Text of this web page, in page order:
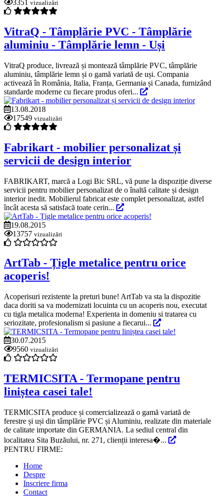
3351 vizualizări
VitraQ - Tâmplărie PVC - Tâmplărie
aluminiu - Tâmplărie lemn - Uși
VitraQ produce, livrează și montează tâmplărie PVC, tâmplărie
aluminiu, tâmplărie lemn și o gamă variată de uși. Compania
activează în România, Italia, Franța, Germania și Canada, furnizând
standarde moderne cu fiecare produs oferi...
13.08.2018
17549 vizualizări
Fabrikart - mobilier personalizat și
servicii de design interior
FABRIKART, marcă a Logi Bic SRL, vă pune la dispoziție diverse
servicii pentru mobilier personalizat de o înaltă calitate și design
interior inedit. Mobilierul fabricat este complet personalizat, astfel
încât acesta să satisfacă toate cerin...
19.08.2015
13757 vizualizări
ArtTab - Țigle metalice pentru orice
acoperis!
Acoperisuri rezistente la preturi bune! ArtTab va sta la dispozitie
daca doriti sa va modernizati locuinta cu un acoperis nou, executat
cu tigla metalica moderna! Experienta in domeniu si tratarea cu
seriozitate, profesionalism si pasiune a fiecarui...
30.07.2015
9560 vizualizări
TERMICSITA - Termopane pentru
liniștea casei tale!
TERMICSITA produce și comercializează o gamă variată de
ferestre și uși din tâmplărie PVC și Aluminiu, realizate din materiale
de calitate importate din GERMANIA. La sediul central din
localitatea Sita Buzăului, nr. 271, clienții interesa�...
PENTRU FIRME:
Home
Despre
Inscriere firma
Contact